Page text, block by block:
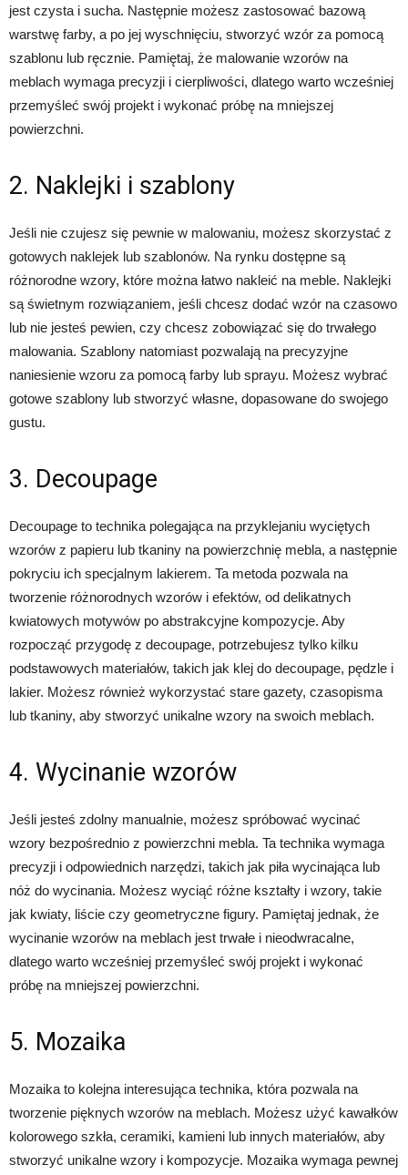
jest czysta i sucha. Następnie możesz zastosować bazową
warstwę farby, a po jej wyschnięciu, stworzyć wzór za pomocą
szablonu lub ręcznie. Pamiętaj, że malowanie wzorów na
meblach wymaga precyzji i cierpliwości, dlatego warto wcześniej
przemyśleć swój projekt i wykonać próbę na mniejszej
powierzchni.
2. Naklejki i szablony
Jeśli nie czujesz się pewnie w malowaniu, możesz skorzystać z
gotowych naklejek lub szablonów. Na rynku dostępne są
różnorodne wzory, które można łatwo nakleić na meble. Naklejki
są świetnym rozwiązaniem, jeśli chcesz dodać wzór na czasowo
lub nie jesteś pewien, czy chcesz zobowiązać się do trwałego
malowania. Szablony natomiast pozwalają na precyzyjne
naniesienie wzoru za pomocą farby lub sprayu. Możesz wybrać
gotowe szablony lub stworzyć własne, dopasowane do swojego
gustu.
3. Decoupage
Decoupage to technika polegająca na przyklejaniu wyciętych
wzorów z papieru lub tkaniny na powierzchnię mebla, a następnie
pokryciu ich specjalnym lakierem. Ta metoda pozwala na
tworzenie różnorodnych wzorów i efektów, od delikatnych
kwiatowych motywów po abstrakcyjne kompozycje. Aby
rozpocząć przygodę z decoupage, potrzebujesz tylko kilku
podstawowych materiałów, takich jak klej do decoupage, pędzle i
lakier. Możesz również wykorzystać stare gazety, czasopisma
lub tkaniny, aby stworzyć unikalne wzory na swoich meblach.
4. Wycinanie wzorów
Jeśli jesteś zdolny manualnie, możesz spróbować wycinać
wzory bezpośrednio z powierzchni mebla. Ta technika wymaga
precyzji i odpowiednich narzędzi, takich jak piła wycinająca lub
nóż do wycinania. Możesz wyciąć różne kształty i wzory, takie
jak kwiaty, liście czy geometryczne figury. Pamiętaj jednak, że
wycinanie wzorów na meblach jest trwałe i nieodwracalne,
dlatego warto wcześniej przemyśleć swój projekt i wykonać
próbę na mniejszej powierzchni.
5. Mozaika
Mozaika to kolejna interesująca technika, która pozwala na
tworzenie pięknych wzorów na meblach. Możesz użyć kawałków
kolorowego szkła, ceramiki, kamieni lub innych materiałów, aby
stworzyć unikalne wzory i kompozycje. Mozaika wymaga pewnej